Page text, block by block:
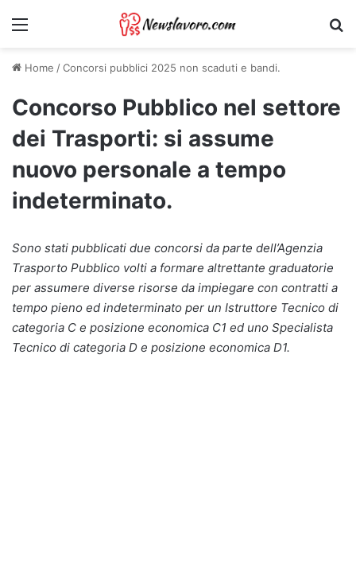
Menu
Home /Concorsi pubblici 2025 non scaduti e bandi.
Concorso Pubblico nel settore
dei Trasporti: si assume
nuovo personale a tempo
indeterminato.
Sono stati pubblicati due concorsi da parte dell’Agenzia
Trasporto Pubblico volti a formare altrettante graduatorie
per assumere diverse risorse da impiegare con contratti a
tempo pieno ed indeterminato per un Istruttore Tecnico di
categoria C e posizione economica C1 ed uno Specialista
Tecnico di categoria D e posizione economica D1.